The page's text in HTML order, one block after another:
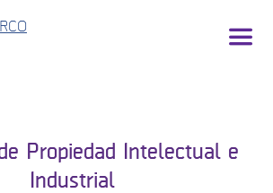
Propiedad Intelectual e
Industrial